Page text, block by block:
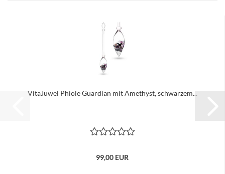
VitaJuwel Phiole Guardian mit Amethyst, schwarzem...
99,00 EUR